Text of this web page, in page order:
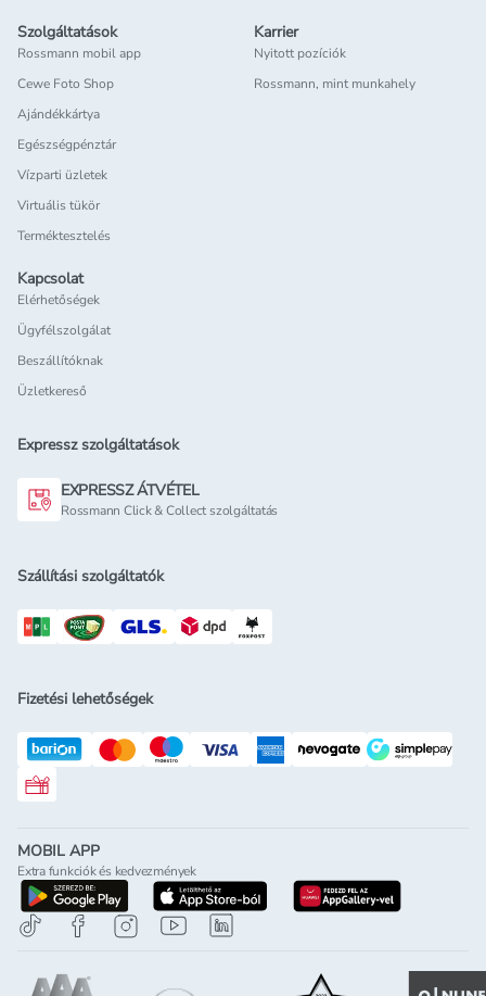
Szolgáltatások
Rossmann mobil app
Cewe Foto Shop
Ajándékkártya
Egészségpénztár
Vízparti üzletek
Virtuális tükör
Terméktesztelés
Karrier
Nyitott pozíciók
Rossmann, mint munkahely
Kapcsolat
Elérhetőségek
Ügyfélszolgálat
Beszállítóknak
Üzletkereső
Expressz szolgáltatások
EXPRESSZ ÁTVÉTEL
Rossmann Click & Collect szolgáltatás
Szállítási szolgáltatók
Fizetési lehetőségek
Rossmann ajándékkártya
MOBIL APP
Extra funkciók és kedvezmények
letöltés a google-play-rölletöltés az app-store-ból
letöltés